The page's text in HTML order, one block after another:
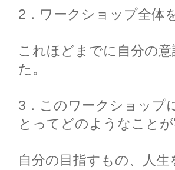
2．ワークショップ全体
これほどまでに自分の
た。
3．このワークショップ
とってどのようなこと
自分の目指すもの、人